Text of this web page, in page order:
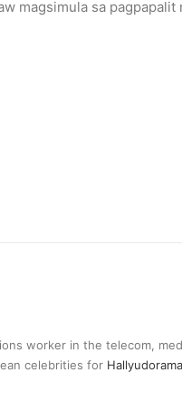
magsimula sa
worker in the telecom,
celebrities for Hallyudorama